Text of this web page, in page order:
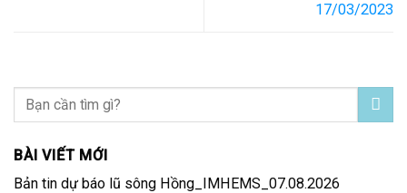
17/03/2023
BÀI VIẾT MỚI
Bản tin dự báo lũ sông Hồng_IMHEMS_07.08.2026